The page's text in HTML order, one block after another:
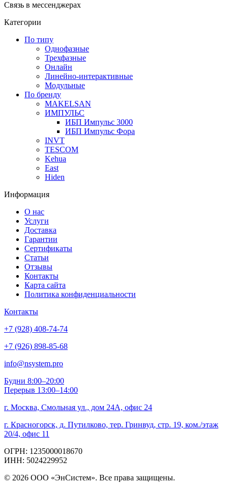
Связь в мессенджерах
Категории
По типу
Однофазные
Трехфазные
Онлайн
Линейно-интерактивные
Модульные
По бренду
MAKELSAN
ИМПУЛЬС
ИБП Импульс 3000
ИБП Импульс Фора
INVT
TESCOM
Kehua
East
Hiden
Информация
О нас
Услуги
Доставка
Гарантии
Сертификаты
Статьи
Отзывы
Контакты
Карта сайта
Политика конфиденциальности
Контакты
+7 (928) 408-74-74
+7 (926) 898-85-68
info@nsystem.pro
Будни 8:00–20:00
Перерыв 13:00–14:00
г. Москва, Смольная ул., дом 24А, офис 24
г. Красногорск, д. Путилково, тер. Гринвуд, стр. 19, ком./этаж
20/4, офис 11
ОГРН: 1235000018670
ИНН: 5024229952
© 2026 ООО «ЭнСистем». Все права защищены.